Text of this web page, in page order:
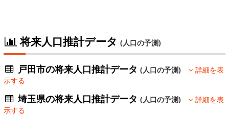
将来人口推計データ (人口の予測)
戸田市の将来人口推計データ(人口の予測)
詳細を表
示する
埼玉県の将来人口推計データ(人口の予測)
詳細を表
示する